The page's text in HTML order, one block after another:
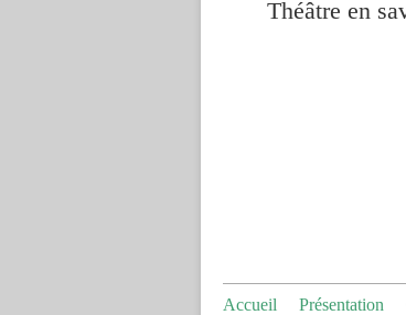
Théâtre en
Accueil Présentation